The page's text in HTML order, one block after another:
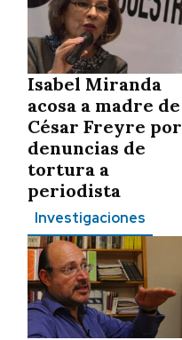
Isabel Miranda
acosa a madre de
César Freyre por
denuncias de
tortura a
periodista
Investigaciones